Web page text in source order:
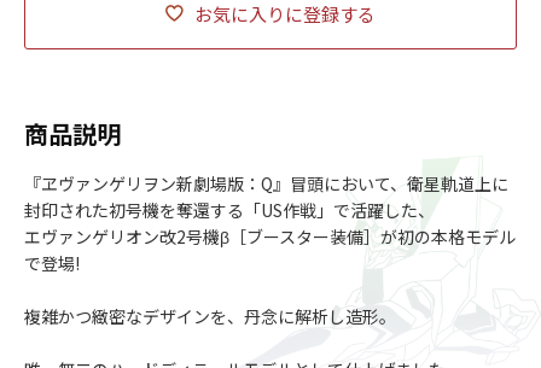
お気に入りに登録する
商品説明
『ヱヴァンゲリヲン新劇場版：Q』冒頭において、衛星軌道上に
封印された初号機を奪還する「US作戦」で活躍した、
エヴァンゲリオン改2号機β［ブースター装備］が初の本格モデル
で登場!
複雑かつ緻密なデザインを、丹念に解析し造形。